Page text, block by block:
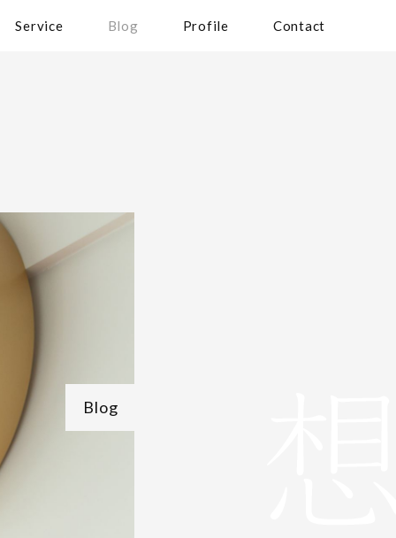
Service Blog Profile Contact
Blog